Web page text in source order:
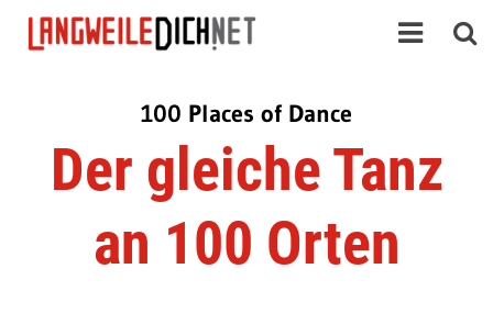
100 Places of Dance
Der gleiche Tanz
an 100 Orten